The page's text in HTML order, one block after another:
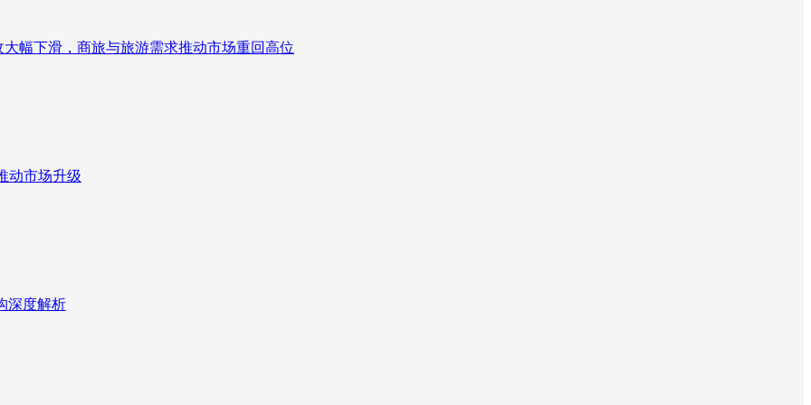
幅下滑，商旅与旅游需求推动市场重回高位
动市场升级
深度解析